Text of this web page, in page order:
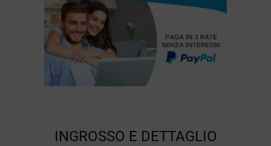
INGROSSO E DETTAGLIO